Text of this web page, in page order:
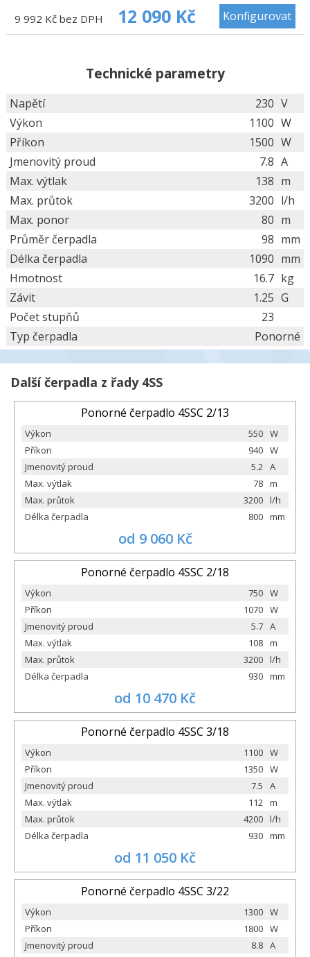
9 992 Kč bez DPH 12 090 Kč Konfigurovat
Technické parametry
Napětí 230 V
Výkon
1100 W
Příkon
1500 W
Jmenovitý proud
7.8 A
Max. výtlak
138 m
Max. průtok
3200 l/h
Max. ponor
80 m
Průměr čerpadla
98 mm
Délka čerpadla
1090 mm
Hmotnost
16.7 kg
Závit
1.25 G
Počet stupňů
23
Typ čerpadla
Ponorné
Další čerpadla z řady 4SS
Ponorné čerpadlo 4SSC 2/13
Výkon 550 W
Příkon
940 W
Jmenovitý proud
5.2 A
Max. výtlak
78 m
Max. průtok
3200 l/h
Délka čerpadla
800 mm
od 9 060 Kč
Ponorné čerpadlo 4SSC 2/18
Výkon 750 W
Příkon
1070 W
Jmenovitý proud
5.7 A
Max. výtlak
108 m
Max. průtok
3200 l/h
Délka čerpadla
930 mm
od 10 470 Kč
Ponorné čerpadlo 4SSC 3/18
Výkon 1100 W
Příkon
1350 W
Jmenovitý proud
7.5
A
Max. výtlak
112 m
Max. průtok
4200 l/h
Délka čerpadla
930 mm
od 11 050 Kč
Ponorné čerpadlo 4SSC 3/22
Výkon 1300 W
Příkon
1800 W
Jmenovitý proud
8.8 A